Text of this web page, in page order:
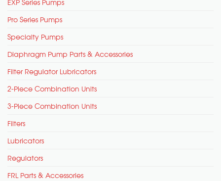
Pro Series Pumps
Specialty Pumps
Diaphragm Pump Parts & Accessories
Filter Regulator Lubricators
2-Piece Combination Units
3-Piece Combination Units
Filters
Lubricators
Regulators
FRL Parts & Accessories